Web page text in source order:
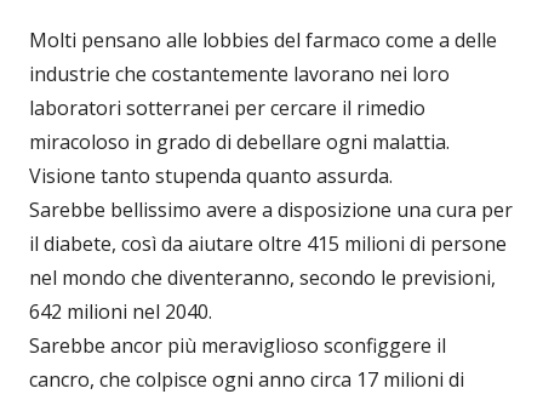
Molti pensano alle lobbies del farmaco come a delle
industrie che costantemente lavorano nei loro
laboratori sotterranei per cercare il rimedio
miracoloso in grado di debellare ogni malattia.
Visione tanto stupenda quanto assurda.
Sarebbe bellissimo avere a disposizione una cura per
il diabete, così da aiutare oltre 415 milioni di persone
nel mondo che diventeranno, secondo le previsioni,
642 milioni nel 2040.
Sarebbe ancor più meraviglioso sconfiggere il
cancro, che colpisce ogni anno circa 17 milioni di